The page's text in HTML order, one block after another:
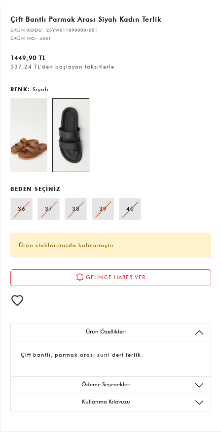
Çift Bantlı Parmak Arası Siyah Kadın Terlik
ÜRÜN KODU: 25YW011090008-001
ÜRÜN NO: 4551
1449,90 TL
537,24 TL'den başlayan taksitlerle
RENK: Siyah
BEDEN SEÇİNİZ
36 37 38 39 40
Ürün stoklarımızda kalmamıştır.
GELİNCE HABER VER
Ürün Özellikleri
Çift bantlı, parmak arası suni deri terlik.
Ödeme Seçenekleri
Kullanma Kılavuzu